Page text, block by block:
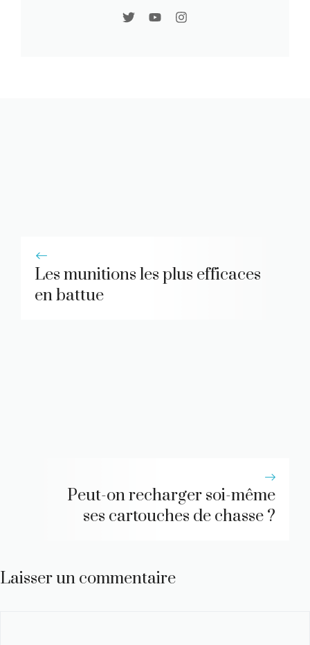
Les munitions les plus efficaces
en battue
Peut-on recharger soi-même
ses cartouches de chasse ?
Laisser un commentaire